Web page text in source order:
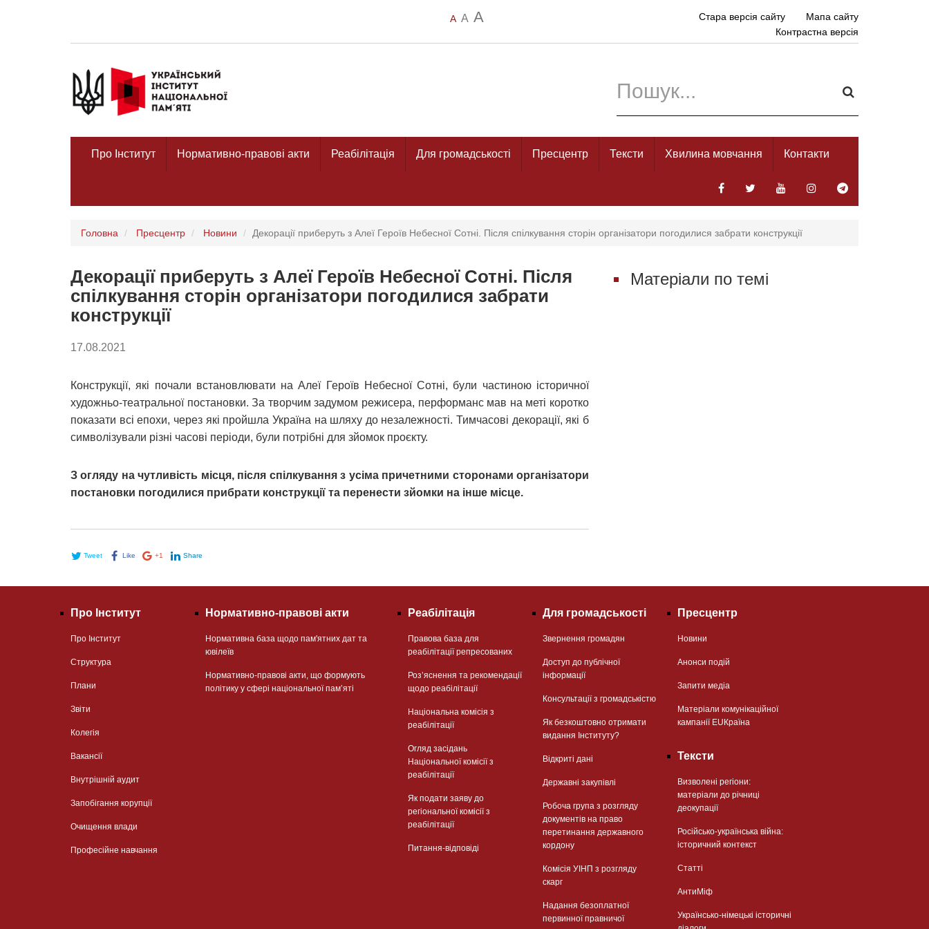
A A A Стара версія сайту
Мапа сайту
Контрастна версія
Про Інститут Нормативно-правові акти Реабілітація Для громадськості Пресцентр Тексти Хвилина мовчання Контакти
Головна Пресцентр Новини Декорації приберуть з Алеї Героїв Небесної Сотні. Після спілкування сторін організатори погодилися забрати конструкції
Декорації приберуть з Алеї Героїв Небесної Сотні. Після
спілкування сторін організатори погодилися забрати
конструкції
17.08.2021
Конструкції, які почали встановлювати на Алеї Героїв Небесної Сотні, були частиною історичної
художньо-театральної постановки. За творчим задумом режисера, перформанс мав на меті коротко
показати всі епохи, через які пройшла Україна на шляху до незалежності. Тимчасові декорації, які б
символізували різні часові періоди, були потрібні для зйомок проєкту.
З огляду на чутливість місця, після спілкування з усіма причетними сторонами організатори
постановки погодилися прибрати конструкції та перенести зйомки на інше місце.
Tweet Like +1 Share
Матеріали по темі
Про Інститут
Про Інститут
Структура
Плани
Звіти
Колегія
Вакансії
Внутрішній аудит
Запобігання корупції
Очищення влади
Професійне навчання
Нормативно-правові акти
Нормативна база щодо пам'ятних дат та
ювілеїв
Нормативно-правові акти, що формують
політику у сфері національної памʼяті
Реабілітація
Правова база для
реабілітації репресованих
Розʼяснення та рекомендації
щодо реабілітації
Національна комісія з
реабілітації
Огляд засідань
Національної комісії з
реабілітації
Як подати заяву до
регіональної комісії з
реабілітації
Питання-відповіді
Для громадськості
Звернення громадян
Доступ до публічної
інформації
Консультації з громадськістю
Як безкоштовно отримати
видання Інституту?
Відкриті дані
Державні закупівлі
Робоча група з розгляду
документів на право
перетинання державного
кордону
Комісія УІНП з розгляду
скарг
Надання безоплатної
первинної правничої
Пресцентр
Новини
Анонси подій
Запити медіа
Матеріали комунікаційної
кампанії EUКраїна
Тексти
Визволені регіони:
матеріали до річниці
деокупації
Російсько-українська війна:
історичний контекст
Статті
АнтиМіф
Українсько-німецькі історичні